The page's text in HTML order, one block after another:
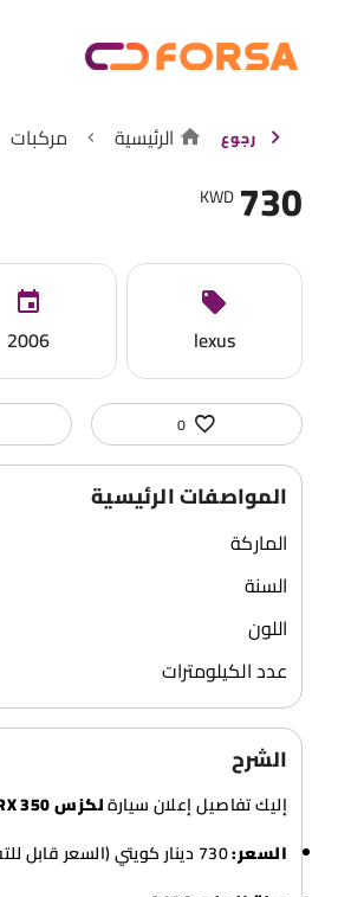
رجوع الرئيسية مركبات
730
KWD
lexus
2006
0
المواصفات الرئيسية
الماركة
السنة
اللون
عدد الكيلومترات
الشرح
إليك تفاصيل إعلان سيارةلكزس RX 350 موديل 2006
السعر:730 دينار كويتي (السعر قابل للتفاوض).